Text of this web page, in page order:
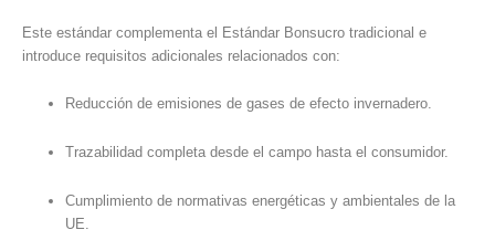
Este estándar complementa el Estándar Bonsucro tradicional e
introduce requisitos adicionales relacionados con:
Reducción de emisiones de gases de efecto invernadero.
Trazabilidad completa desde el campo hasta el consumidor.
Cumplimiento de normativas energéticas y ambientales de la
UE.